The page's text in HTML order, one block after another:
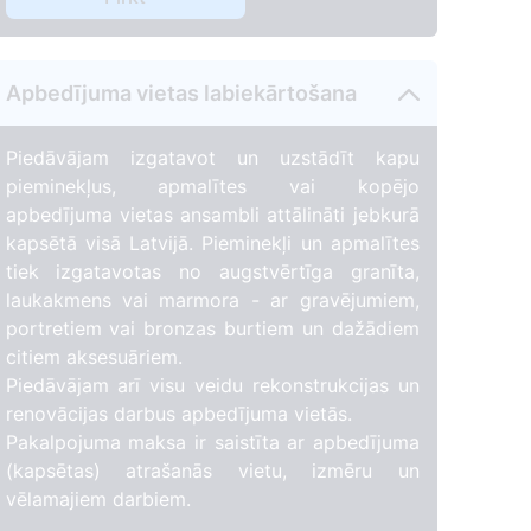
6
Apbedījuma vietas labiekārtošana
Piedāvājam izgatavot un uzstādīt kapu
pieminekļus, apmalītes vai kopējo
apbedījuma vietas ansambli attālināti jebkurā
kapsētā visā Latvijā. Pieminekļi un apmalītes
tiek izgatavotas no augstvērtīga granīta,
laukakmens vai marmora - ar gravējumiem,
portretiem vai bronzas burtiem un dažādiem
citiem aksesuāriem.
Piedāvājam arī visu veidu rekonstrukcijas un
renovācijas darbus apbedījuma vietās.
Pakalpojuma maksa ir saistīta ar apbedījuma
(kapsētas) atrašanās vietu, izmēru un
vēlamajiem darbiem.